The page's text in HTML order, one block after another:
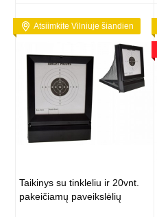
Atsiimkite Vilniuje šiandien
Taikinys su tinkleliu ir 20vnt.
pakeičiamų paveikslėlių